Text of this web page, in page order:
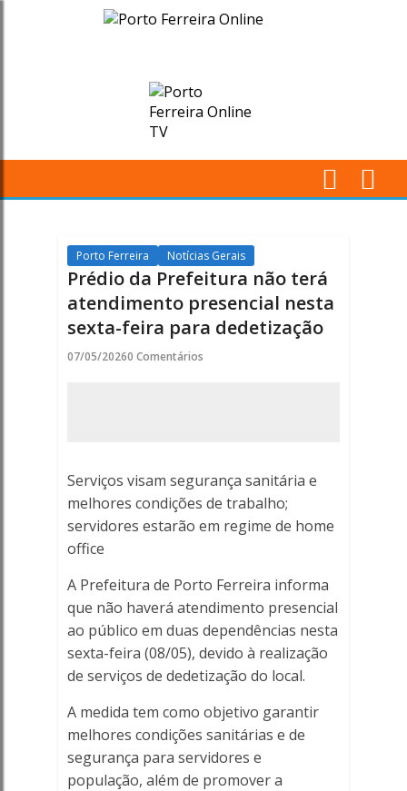
Prédio
Prefeitura
não
presencial
nesta
sexta-
-
Porto
Ferreira
Online
-
Porto
Ferreira
Online
Porto Ferreira Notícias Gerais
Prédio da Prefeitura não terá
atendimento presencial nesta
sexta-feira para dedetização
07/05/20260 Comentários
Serviços visam segurança sanitária e
melhores condições de trabalho;
servidores estarão em regime de home
office
A Prefeitura de Porto Ferreira informa
que não haverá atendimento presencial
ao público em duas dependências nesta
sexta-feira (08/05), devido à realização
de serviços de dedetização do local.
A medida tem como objetivo garantir
melhores condições sanitárias e de
segurança para servidores e
população, além de promover a